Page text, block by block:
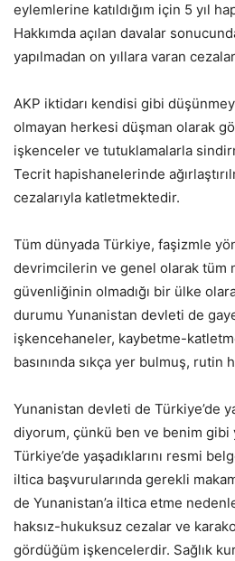
eylemlerine katıldığım için 5 yıl
Hakkımda açılan davalar
yapılmadan on yıllara varan
AKP iktidarı kendisi gibi
olmayan herkesi düşman olarak
işkenceler ve tutuklamalarla
Tecrit hapishanelerinde
cezalarıyla katletmektedir.
Tüm dünyada Türkiye, faşizmle
devrimcilerin ve genel olarak tüm
güvenliğinin olmadığı bir ülke
durumu Yunanistan devleti de
işkencehaneler, kaybetme-
basınında sıkça yer bulmuş, rutin
Yunanistan devleti de Türkiye’de
diyorum, çünkü ben ve benim gibi
Türkiye’de yaşadıklarını resmi
iltica başvurularında gerekli
de Yunanistan’a iltica etme
haksız-hukuksuz cezalar ve
gördüğüm işkencelerdir. Sağlık